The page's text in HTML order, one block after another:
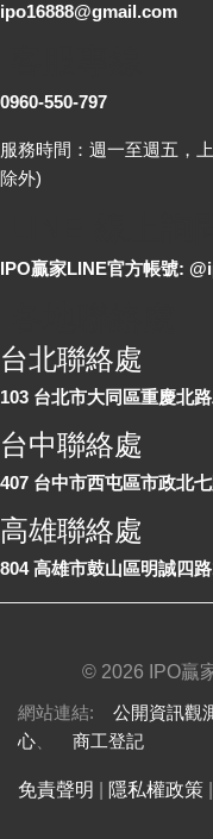
ipo16888@gmail.com
0960-550-797
服務時間：週一至週五，
除外)
IPO贏家LINE官方帳號:
台北聯絡處
103 台北市大同區重慶北
台中聯絡處
407 台中市西屯區市政北
高雄聯絡處
804 高雄市鼓山區明誠四
© 2026 IPO贏
網站連結: 公開資訊觀
心
商工登記
免責聲明 隱私權政策